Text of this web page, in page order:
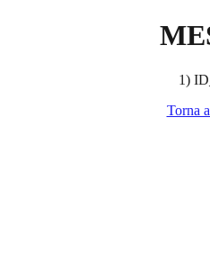
1)
Torna